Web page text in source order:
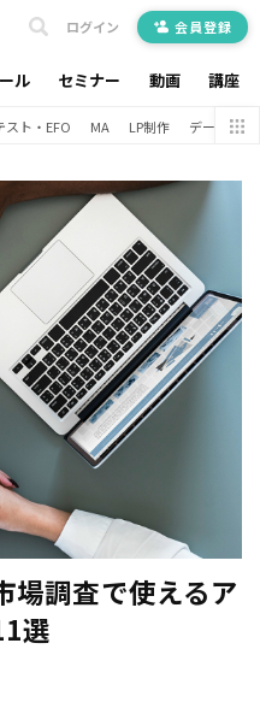
ル セミナー 動画 講座
ログイン 会員登録
スト・EFO MA LP制作 データ分析
場調査で使えるア
選